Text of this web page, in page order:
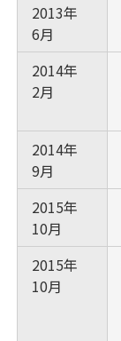
2013年
6月
2014年
2月
2014年
9月
2015年
10月
2015年
10月